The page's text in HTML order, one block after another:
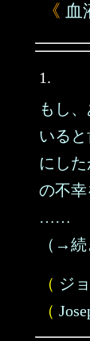
《 血
1.
もし
いる
にし
の不幸
……
（→続
（ ジ
（